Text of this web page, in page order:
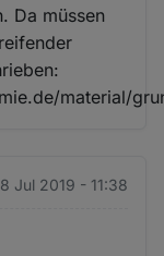
Da müssen
material/
Jul 2019 - 11:38